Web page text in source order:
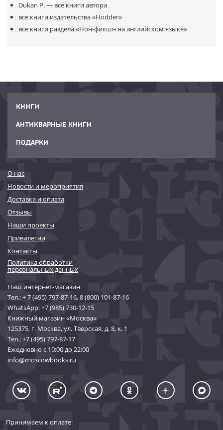
Dukan P. — все книги автора
все книги издательства«Hodder»
все книги раздела«Нон-фикшн на английском языке»
КНИГИ
АНТИКВАРНЫЕ КНИГИ
ПОДАРКИ
О нас
Новости и мероприятия
Доставка и оплата
Отзывы
Наши проекты
Привилегии
Контакты
Политика обработки
персональных данных
Наш интернет-магазин
Тел.:+ 7 (495) 797-87-16,8 (800) 101-87-16
WhatsApp:+7 (985) 730-12-15
Книжный магазин «Москва»
125375, г. Москва, ул. Тверская, д. 8, к. 1
Тел.:+7 (495) 797-87-17
Ежедневно с 10:00 до 22:00
info@moscowbooks.ru
Принимаем к оплате: